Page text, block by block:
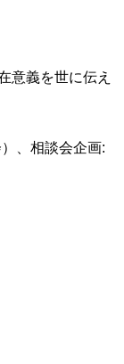
意義を世に伝え
、相談会企画: